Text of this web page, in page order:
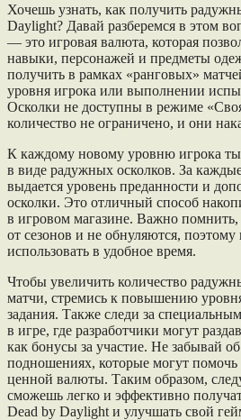
Хочешь узнать, как получить
Daylight? Давай разберемся в этом
— это игровая валюта, которая
навыки, персонажей и предметы
получить в рамках «ранговых»
уровня игрока или выполнении
Осколки не доступны в режиме
количество не ограничено, и они
К каждому новому уровню игрока
в виде радужных осколков. За
выдается уровень преданности и
осколки. Это отличный способ
в игровом магазине. Важно помнить,
от сезонов и не обнуляются,
использовать в удобное время.
Чтобы увеличить количество
матчи, стремись к повышению
задания. Также следи за
в игре, где разработчики могут
как бонусы за участие. Не забывай
подношениях, которые могут помочь
ценной валюты. Таким образом,
сможешь легко и эффективно
Dead by Daylight и улучшать свой